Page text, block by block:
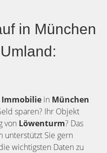
in München
Immobilie in München
sparen? Ihr Objekt
von Löwenturm? Das
unterstützt Sie gern
wichtigsten Daten zu